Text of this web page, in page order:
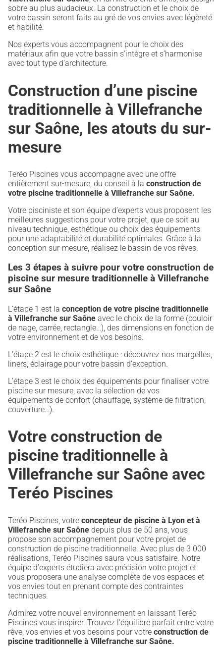
sobre au plus audacieux. La construction et le choix de
votre bassin seront faits au gré de vos envies avec légèreté
et habilité.
Nos experts vous accompagnent pour le choix des
matériaux afin que votre bassin s’intègre et s’harmonise
avec tout type d’architecture.
Construction d’une piscine
traditionnelle à Villefranche
sur Saône, les atouts du sur-
mesure
Teréo Piscines vous accompagne avec une offre
entièrement sur-mesure, du conseil à la construction de
votre piscine traditionnelle à Villefranche sur Saône.
Votre pisciniste et son équipe d’experts vous proposent les
meilleures suggestions pour votre projet, que ce soit au
niveau technique, esthétique ou choix des équipements
pour une adaptabilité et durabilité optimales. Grâce à la
conception sur-mesure, réalisez le bassin de vos rêves.
Les 3 étapes à suivre pour votre construction de
piscine sur mesure traditionnelle à Villefranche
sur Saône
L’étape 1 est la conception de votre piscine traditionnelle
à Villefranche sur Saône avec le choix de la forme (couloir
de nage, carrée, rectangle…), des dimensions en fonction de
votre environnement et de vos besoins.
L’étape 2 est le choix esthétique : découvrez nos margelles,
liners, éclairage pour votre bassin d’exception.
L’étape 3 est le choix des équipements pour finaliser votre
piscine sur mesure, avec la sélection de vos
équipements de confort (chauffage, système de filtration,
couverture…).
Votre construction de
piscine traditionnelle à
Villefranche sur Saône avec
Teréo Piscines
Teréo Piscines, votre concepteur de piscine à Lyon et à
Villefranche sur Saône depuis plus de 50 ans, vous
propose son accompagnement pour votre projet de
construction de piscine traditionnelle. Avec plus de 3 000
réalisations, Teréo Piscines saura vous satisfaire. Notre
équipe d’experts étudiera avec précision votre projet et
vous proposera une analyse complète de vos espaces et
vos envies tout en prenant compte des contraintes
techniques.
Admirez votre nouvel environnement en laissant Teréo
Piscines vous inspirer. Trouvez l’équilibre parfait entre votre
rêve, vos envies et vos besoins pour votre construction de
piscine traditionnelle à Villefranche sur Saône.